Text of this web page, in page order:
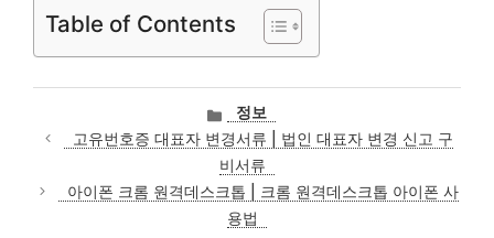
Table of Contents
카
테
고
리
정보
고유번호증 대표자 변경서류 | 법인 대표자 변경 신고 구
비서류
아이폰 크롬 원격데스크톱 | 크롬 원격데스크톱 아이폰 사
용법